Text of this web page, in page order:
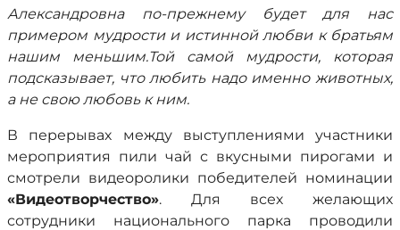
Александровна по-прежнему будет для нас
примером мудрости и истинной любви к братьям
нашим меньшим.Той самой мудрости, которая
подсказывает, что любить надо именно животных,
а не свою любовь к ним.
В перерывах между выступлениями участники
мероприятия пили чай с вкусными пирогами и
смотрели видеоролики победителей номинации
«Видеотворчество». Для всех желающих
сотрудники национального парка проводили